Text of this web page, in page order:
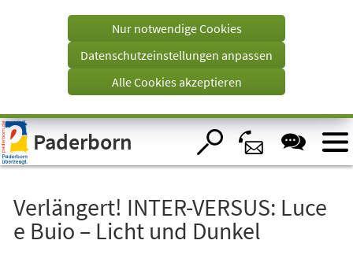
Visuelle
Assistenzsoftware
öffnen.
einem
Tab)
Nur notwendige Cookies
Datenschutzeinstellungen anpassen
Alle Cookies akzeptieren
Paderborn
Verlängert! INTER-VERSUS: Luce
e Buio – Licht und Dunkel